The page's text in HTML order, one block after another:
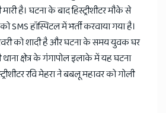
है। घटना के बाद हिस्ट्रीशीटर मौके से
SMS हॉस्पिटल में भर्ती करवाया गया है।
को शादी है और घटना के समय युवक घर
थाना क्षेत्र के गंगापोल इलाके में यह घटना
रवि मेहरा ने बबलू महावर को गोली